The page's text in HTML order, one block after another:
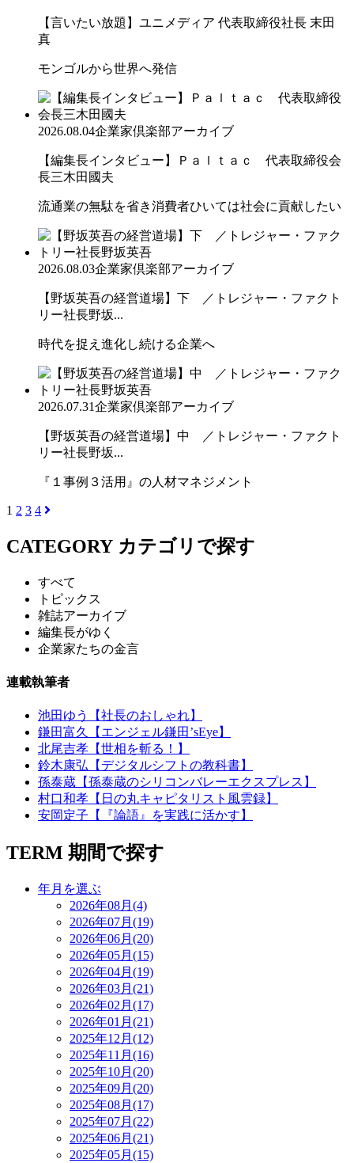
【言いたい放題】ユニメディア 代表取締役社長 末田
真
モンゴルから世界へ発信
2026.08.04企業家倶楽部アーカイブ
【編集長インタビュー】Ｐａｌｔａｃ 代表取締役会
長三木田國夫
流通業の無駄を省き消費者ひいては社会に貢献したい
2026.08.03企業家倶楽部アーカイブ
【野坂英吾の経営道場】下 ／トレジャー・ファクト
リー社長野坂...
時代を捉え進化し続ける企業へ
2026.07.31企業家倶楽部アーカイブ
【野坂英吾の経営道場】中 ／トレジャー・ファクト
リー社長野坂...
『１事例３活用』の人材マネジメント
1 2 3 4
CATEGORY カテゴリで探す
すべて
トピックス
雑誌アーカイブ
編集長がゆく
企業家たちの金言
連載執筆者
池田ゆう【社長のおしゃれ】
鎌田富久【エンジェル鎌田’sEye】
北尾吉孝【世相を斬る！】
鈴木康弘【デジタルシフトの教科書】
孫泰蔵【孫泰蔵のシリコンバレーエクスプレス】
村口和孝【日の丸キャピタリスト風雲録】
安岡定子【『論語』を実践に活かす】
TERM 期間で探す
年月を選ぶ
2026年08月(4)
2026年07月(19)
2026年06月(20)
2026年05月(15)
2026年04月(19)
2026年03月(21)
2026年02月(17)
2026年01月(21)
2025年12月(12)
2025年11月(16)
2025年10月(20)
2025年09月(20)
2025年08月(17)
2025年07月(22)
2025年06月(21)
2025年05月(15)